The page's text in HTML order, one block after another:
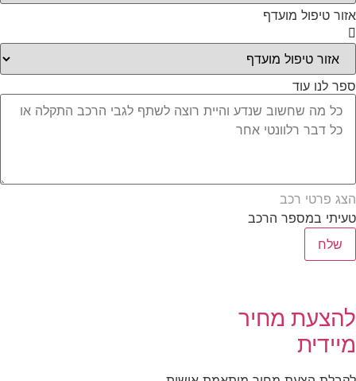
טיפול מועדף
לנו עוד
פרטי רכב
במספר הרכב
שלח
מחיר